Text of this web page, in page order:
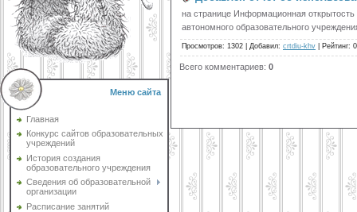
Меню сайта
Главная
Конкурс сайтов образовательных
учреждений
История создания
образовательного учреждения
Сведения об образовательной
организации
Расписание занятий
на странице Информационная открытость
автономного образовательного
Просмотров: 1302 Добавил: crtdiu-khv Рейтинг:
Всего комментариев: 0